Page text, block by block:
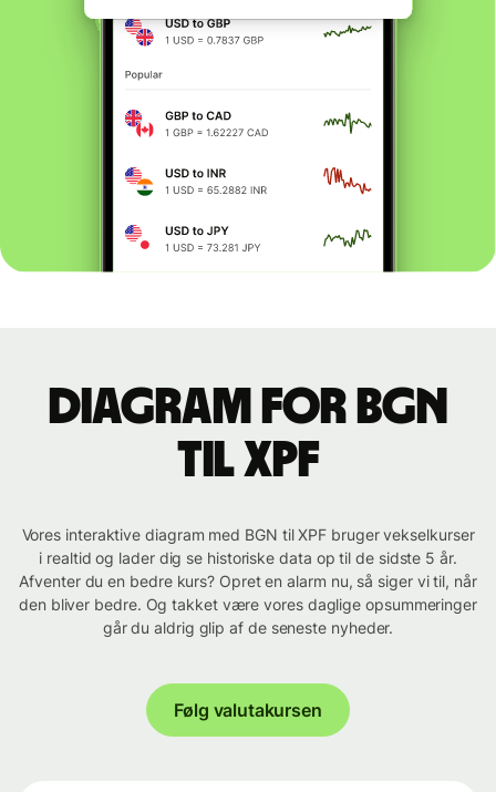
Diagram for BGN
til XPF
Vores interaktive diagram med BGN til XPF bruger vekselkurser
i realtid og lader dig se historiske data op til de sidste 5 år.
Afventer du en bedre kurs? Opret en alarm nu, så siger vi til, når
den bliver bedre. Og takket være vores daglige opsummeringer
går du aldrig glip af de seneste nyheder.
Følg valutakursen